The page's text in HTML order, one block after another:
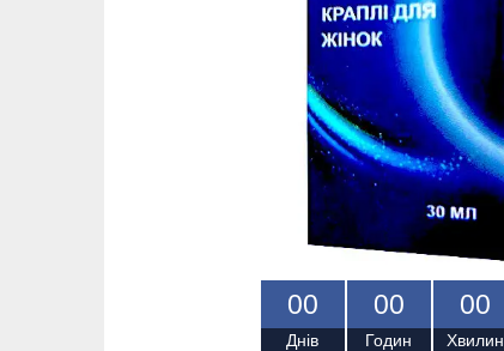
00
Днів
00
Годин
00
Хвилин